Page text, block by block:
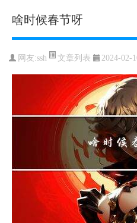
啥时候春节呀
网友:ssh 文章列表 2024-02-